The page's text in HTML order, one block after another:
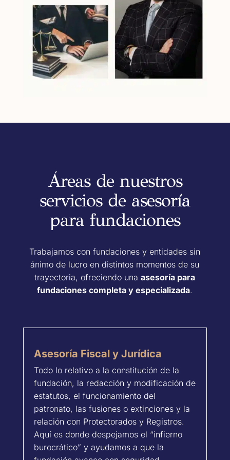
Áreas de nuestros
servicios de asesoría
para fundaciones
Trabajamos con fundaciones y entidades sin
ánimo de lucro en distintos momentos de su
trayectoria, ofreciendo unaasesoría para
fundaciones completa y especializada.
Asesoría Fiscal y Jurídica
Todo lo relativo a la constitución de la
fundación, la redacción y modificación de
estatutos, el funcionamiento del
patronato, las fusiones o extinciones y la
relación con Protectorados y Registros.
Aquí es donde despejamos el “infierno
burocrático” y ayudamos a que la